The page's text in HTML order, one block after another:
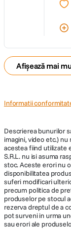
Afișează mai
Informatii
Descrierea bunurilor
imagini, video etc.)
acestea fiind utilizate
S.R.L. nu isi asuma
stoc. Aceste erori nu
disponibilitatea
suferi modificari
precum politica de
produselor pe stocul
rezerva dreptul de a
pot surveni in urma
sau erori ale